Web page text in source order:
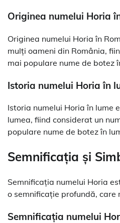
Originea numelui Horia
Originea numelui Horia în
mulți oameni din România,
mai populare nume de botez
Istoria numelui Horia în
Istoria numelui Horia în lume
lumea, fiind considerat un
populare nume de botez în
Semnificația și
Semnificația numelui Horia
o semnificație profundă,
Semnificația numelui